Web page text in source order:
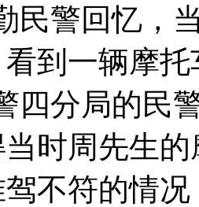
警回忆，当
到一辆摩
四分局的民
时周先生
不符的情